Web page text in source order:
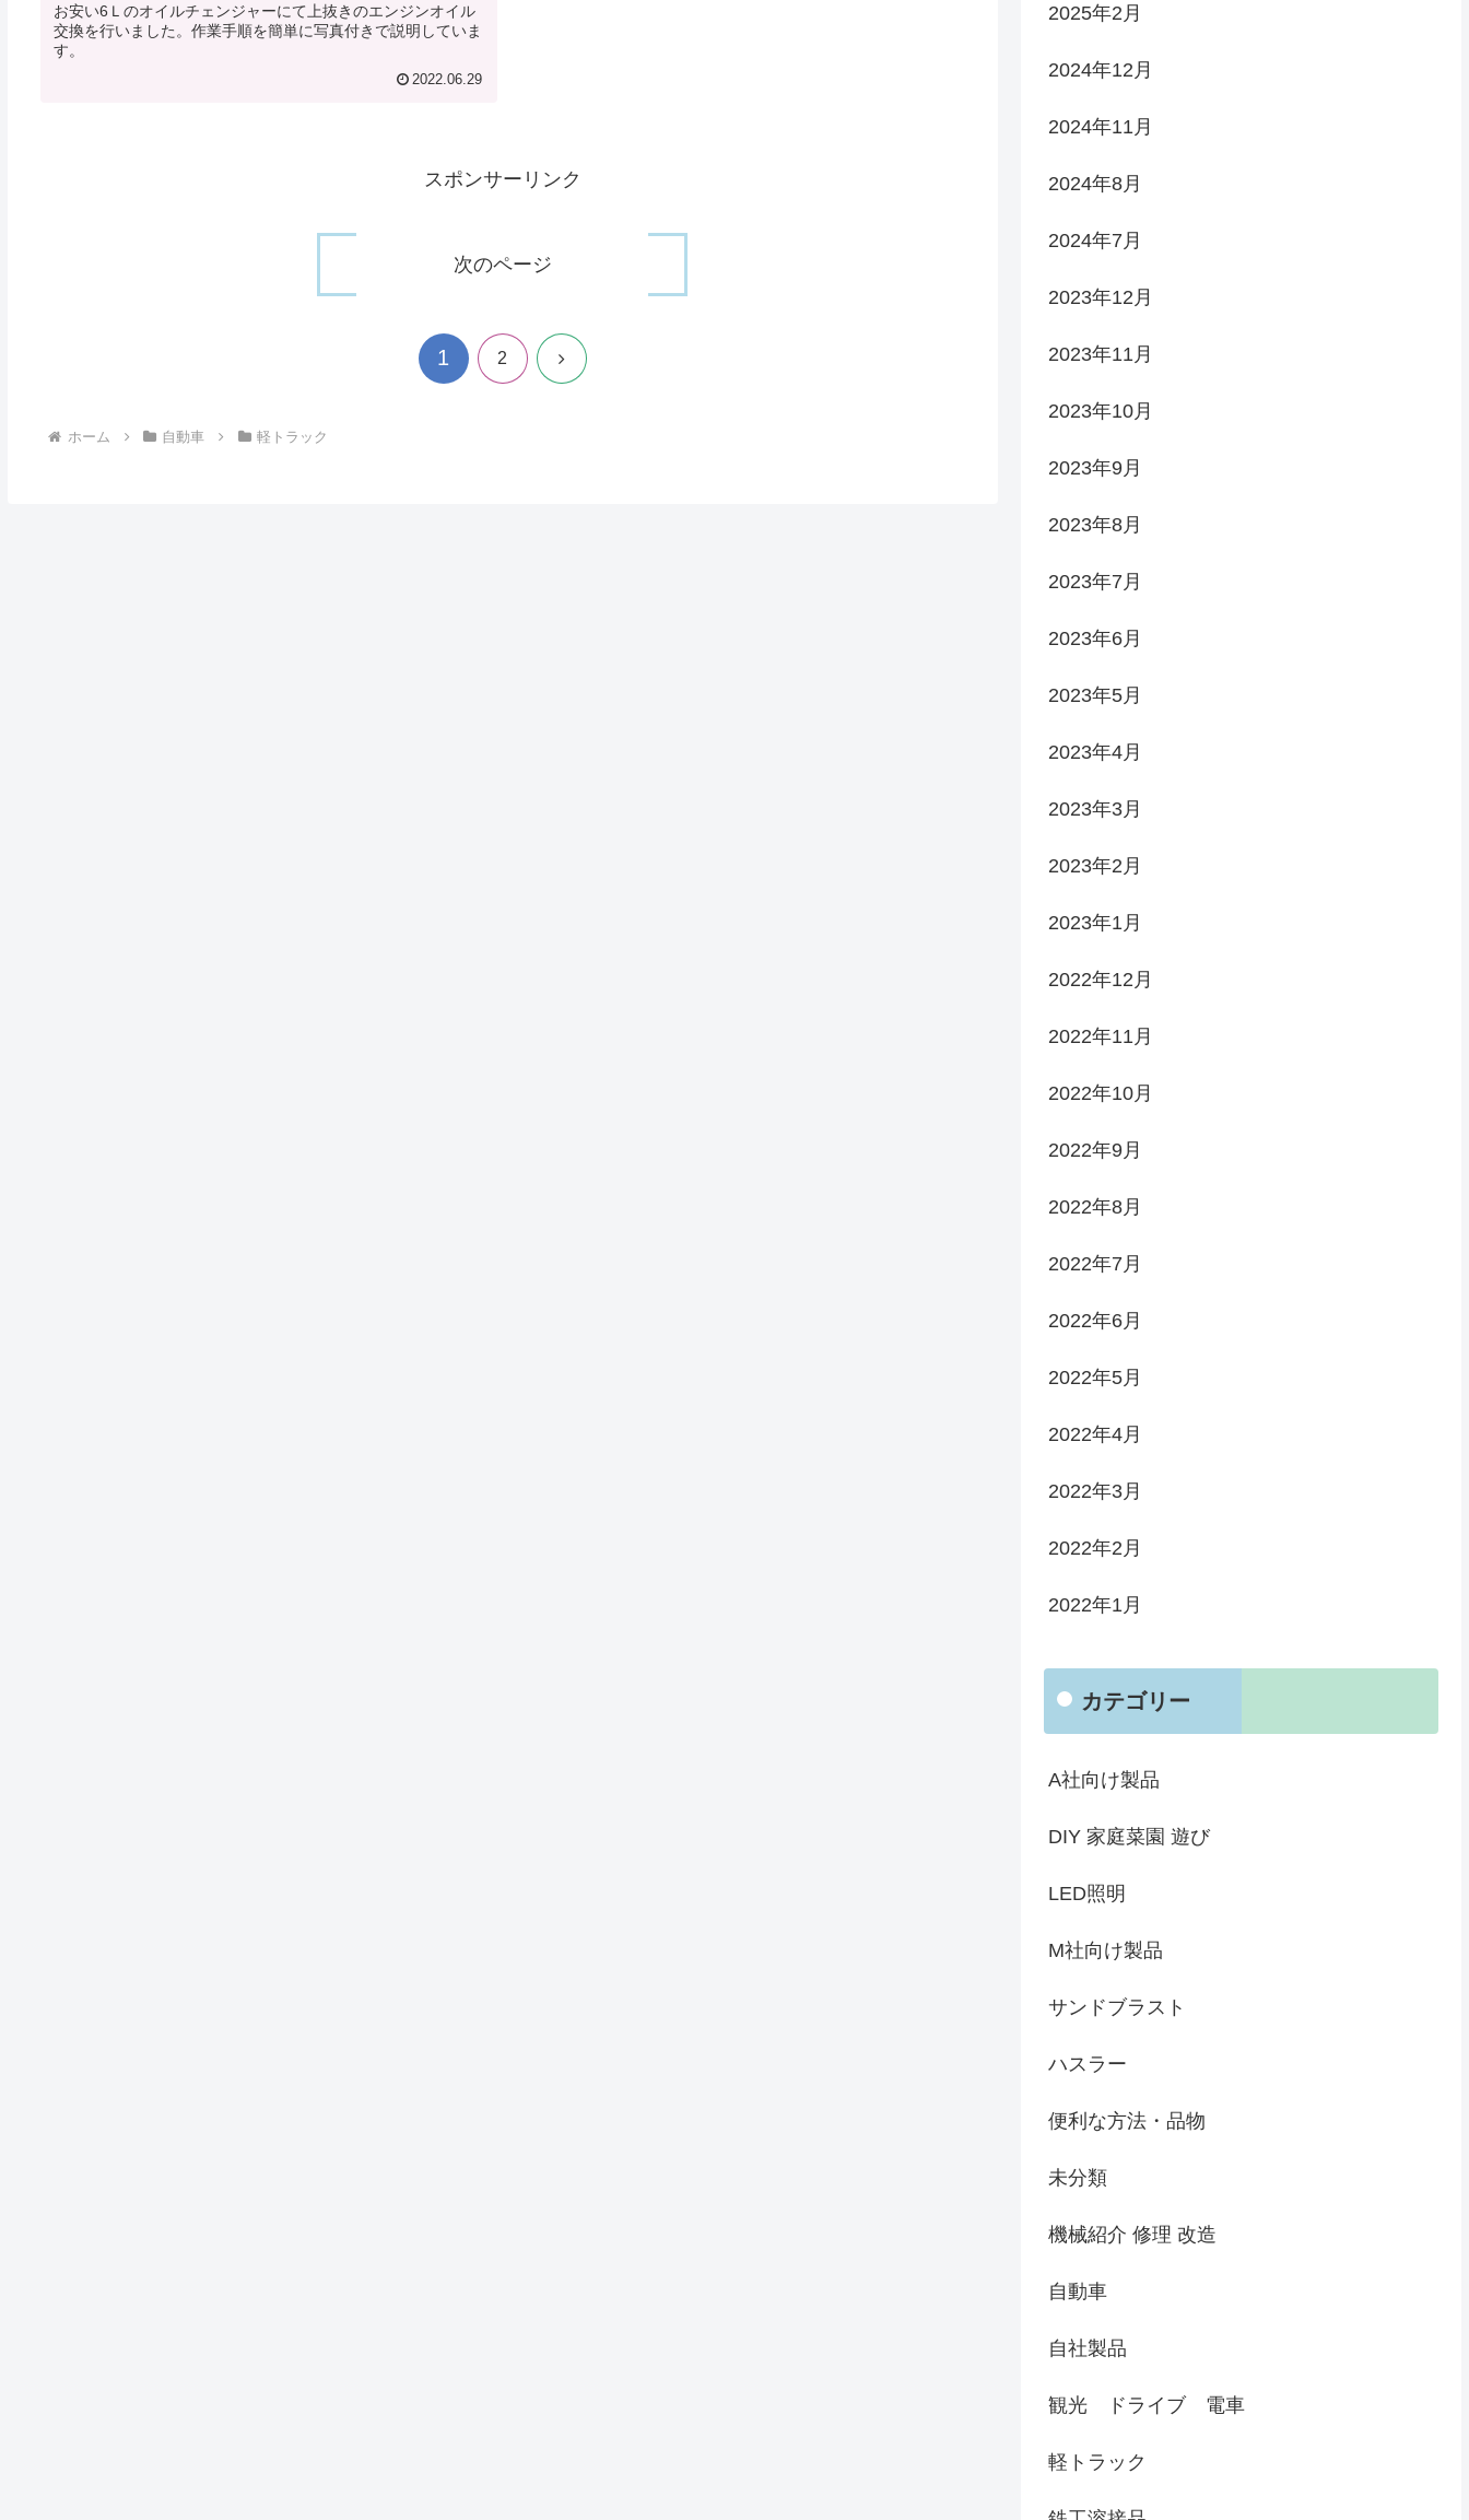
お安い6Ｌのオイルチェンジャーにて上抜きのエンジンオイル
交換を行いました。作業手順を簡単に写真付きで説明していま
す。
2022.06.29
スポンサーリンク
次のページ
1 2 次
ホーム 自動車 軽トラック
2025年2月
2024年12月
2024年11月
2024年8月
2024年7月
2023年12月
2023年11月
2023年10月
2023年9月
2023年8月
2023年7月
2023年6月
2023年5月
2023年4月
2023年3月
2023年2月
2023年1月
2022年12月
2022年11月
2022年10月
2022年9月
2022年8月
2022年7月
2022年6月
2022年5月
2022年4月
2022年3月
2022年2月
2022年1月
カテゴリー
A社向け製品
DIY 家庭菜園 遊び
LED照明
M社向け製品
サンドブラスト
ハスラー
便利な方法・品物
未分類
機械紹介 修理 改造
自動車
自社製品
観光 ドライブ 電車
軽トラック